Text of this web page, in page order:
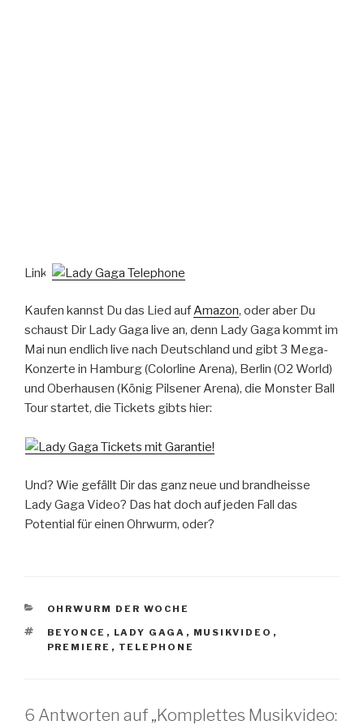
Link:
Kaufen kannst Du das Lied aufAmazon, oder aber Du
schaust Dir Lady Gaga live an, denn Lady Gaga kommt im
Mai nun endlich live nach Deutschland und gibt 3 Mega-
Konzerte in Hamburg (Colorline Arena), Berlin (O2 World)
und Oberhausen (König Pilsener Arena), die Monster Ball
Tour startet, die Tickets gibts hier:
Und? Wie gefällt Dir das ganz neue und brandheisse
Lady Gaga Video? Das hat doch auf jeden Fall das
Potential für einen Ohrwurm, oder?
KATEGORIEN
OHRWURM DER WOCHE
SCHLAGWÖRTER
BEYONCE , LADY GAGA , MUSIKVIDEO ,
PREMIERE , TELEPHONE
6 Antworten auf „Komplettes Musikvideo: